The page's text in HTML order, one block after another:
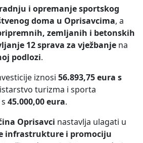
i opremanje sportskog
doma u Oprisavcima, a
zemljanih i betonskih
12 sprava za vježbanje na
podlozi.
iznosi 56.893,75 eura s
turizma i sporta
45.000,00 eura.
Oprisavci nastavlja ulagati u
infrastrukture i promociju